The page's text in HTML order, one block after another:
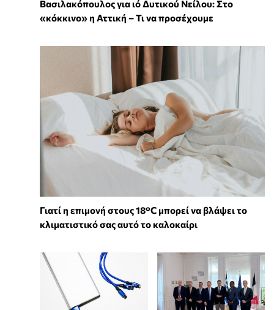
Βασιλακόπουλος για ιό Δυτικού Νείλου: Στο
«κόκκινο» η Αττική – Τι να προσέχουμε
Γιατί η επιμονή στους 18°C μπορεί να βλάψει το
κλιματιστικό σας αυτό το καλοκαίρι